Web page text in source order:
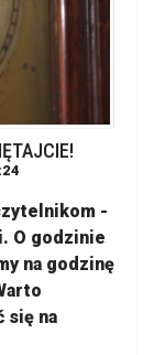
-
O godzinie
na godzinę
się na